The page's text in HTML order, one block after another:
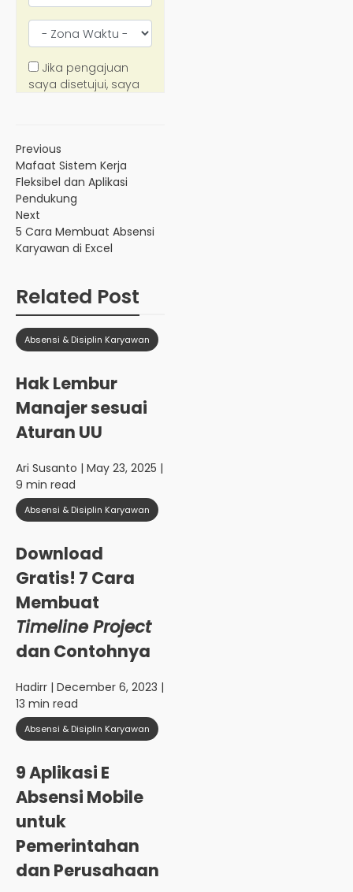
Previous
Mafaat Sistem Kerja
Fleksibel dan Aplikasi
Pendukung
Next
5 Cara Membuat Absensi
Karyawan di Excel
Related Post
Absensi & Disiplin Karyawan
Hak Lembur
Manajer sesuai
Aturan UU
Ari Susanto | May 23, 2025 |
9 min read
Absensi & Disiplin Karyawan
Download
Gratis! 7 Cara
Membuat
Timeline Project
dan Contohnya
Hadirr | December 6, 2023 |
13 min read
Absensi & Disiplin Karyawan
9 Aplikasi E
Absensi Mobile
untuk
Pemerintahan
dan Perusahaan